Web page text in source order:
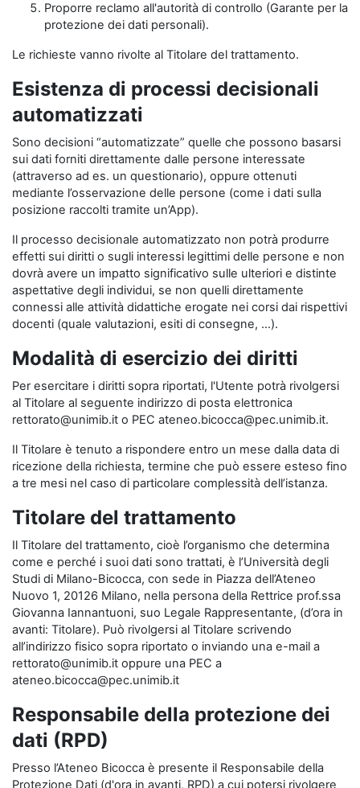
Proporre reclamo all'autorità di controllo (Garante per la
protezione dei dati personali).
Le richieste vanno rivolte al Titolare del trattamento.
Esistenza di processi decisionali
automatizzati
Sono decisioni “automatizzate” quelle che possono basarsi
sui dati forniti direttamente dalle persone interessate
(attraverso ad es. un questionario), oppure ottenuti
mediante l’osservazione delle persone (come i dati sulla
posizione raccolti tramite un’App).
Il processo decisionale automatizzato non potrà produrre
effetti sui diritti o sugli interessi legittimi delle persone e non
dovrà avere un impatto significativo sulle ulteriori e distinte
aspettative degli individui, se non quelli direttamente
connessi alle attività didattiche erogate nei corsi dai rispettivi
docenti (quale valutazioni, esiti di consegne, …).
Modalità di esercizio dei diritti
Per esercitare i diritti sopra riportati, l'Utente potrà rivolgersi
al Titolare al seguente indirizzo di posta elettronica
rettorato@unimib.it o PEC ateneo.bicocca@pec.unimib.it.
Il Titolare è tenuto a rispondere entro un mese dalla data di
ricezione della richiesta, termine che può essere esteso fino
a tre mesi nel caso di particolare complessità dell’istanza.
Titolare del trattamento
Il Titolare del trattamento, cioè l’organismo che determina
come e perché i suoi dati sono trattati, è l’Università degli
Studi di Milano-Bicocca, con sede in Piazza dell’Ateneo
Nuovo 1, 20126 Milano, nella persona della Rettrice prof.ssa
Giovanna Iannantuoni, suo Legale Rappresentante, (d’ora in
avanti: Titolare). Può rivolgersi al Titolare scrivendo
all’indirizzo fisico sopra riportato o inviando una e-mail a
rettorato@unimib.it oppure una PEC a
ateneo.bicocca@pec.unimib.it
Responsabile della protezione dei
dati (RPD)
Presso l’Ateneo Bicocca è presente il Responsabile della
Protezione Dati (d'ora in avanti, RPD) a cui potersi rivolgere